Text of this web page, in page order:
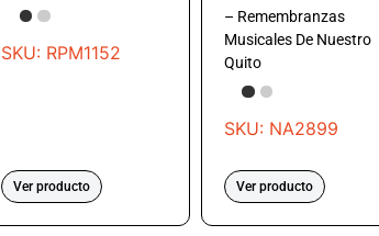
SKU: RPM1152
Ver producto
– Remembranzas
Musicales De Nuestro
Quito
SKU: NA2899
Ver producto